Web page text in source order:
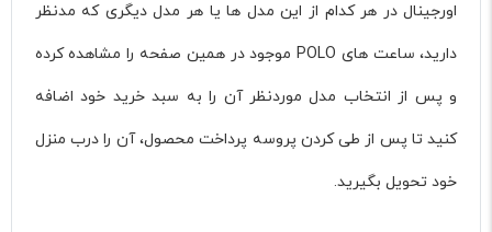
اورجینال در هر کدام از این مدل‌ ها یا هر مدل دیگری که مدنظر
دارید، ساعت های POLO موجود در همین صفحه را مشاهده کرده
و پس از انتخاب مدل موردنظر آن را به سبد خرید خود اضافه
کنید تا پس از طی کردن پروسه پرداخت محصول، آن را درب منزل
خود تحویل بگیرید.